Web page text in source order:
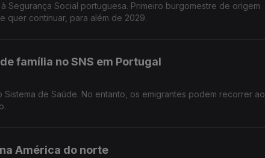
Segurança Social portuguesa. Primeiro burgomestre de origem
quer continuar, para além de 2029.
família no SNS em Portugal
de Saúde. No entanto, os emigrantes podem recorrer ao
América do norte